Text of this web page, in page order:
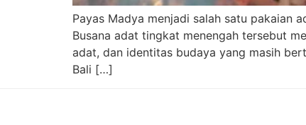
Payas Madya menjadi salah satu pakaian
Busana adat tingkat menengah tersebut
adat, dan identitas budaya yang masih
Bali […]